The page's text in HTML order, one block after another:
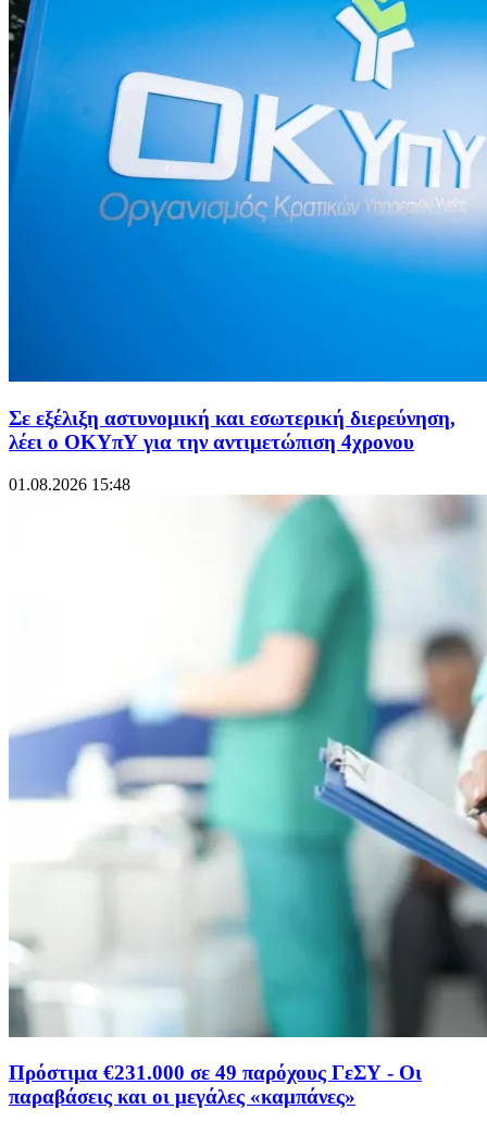
Σε εξέλιξη αστυνομική και εσωτερική διερεύνηση,
λέει ο ΟΚΥπΥ για την αντιμετώπιση 4χρονου
01.08.2026 15:48
Πρόστιμα €231.000 σε 49 παρόχους ΓεΣΥ - Οι
παραβάσεις και οι μεγάλες «καμπάνες»